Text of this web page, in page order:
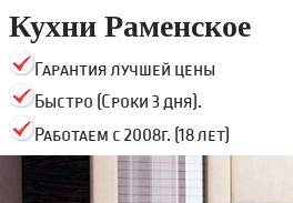
Кухни Раменское
Гарантия лучшей цены
Быстро (Сроки 3 дня).
Работаем с 2008г. (18 лет)